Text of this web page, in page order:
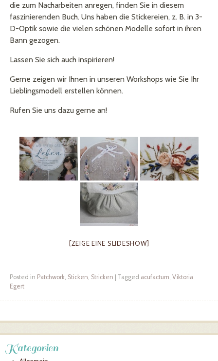
die zum Nacharbeiten anregen, finden Sie in diesem
faszinierenden Buch. Uns haben die Stickereien, z. B. in 3-
D-Optik sowie die vielen schönen Modelle sofort in ihren
Bann gezogen.
Lassen Sie sich auch inspirieren!
Gerne zeigen wir Ihnen in unseren Workshops wie Sie Ihr
Lieblingsmodell erstellen können.
Rufen Sie uns dazu gerne an!
[ZEIGE EINE SLIDESHOW]
Posted in Patchwork, Sticken, Stricken Tagged acufactum, Viktoria
Egert
Post navigation
Kategorien